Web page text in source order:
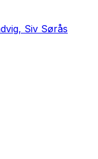
Siv Sørås